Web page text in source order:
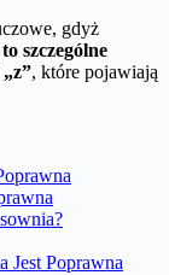
gdyż
szczególne
, które pojawiają
Jest Poprawna